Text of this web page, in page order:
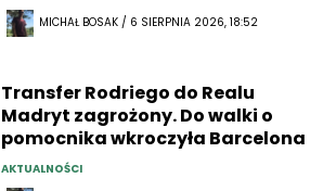
MICHAŁ BOSAK / 6 SIERPNIA 2026, 18:52
Transfer Rodriego do Realu
Madryt zagrożony. Do walki o
pomocnika wkroczyła Barcelona
AKTUALNOŚCI